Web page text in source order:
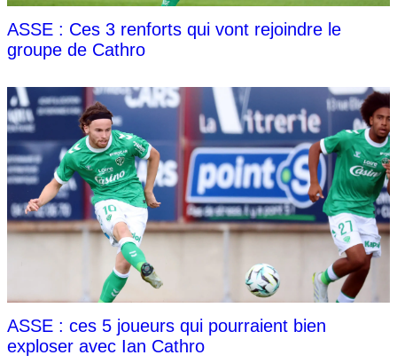
ASSE : Ces 3 renforts qui vont rejoindre le
groupe de Cathro
ASSE : ces 5 joueurs qui pourraient bien
exploser avec Ian Cathro